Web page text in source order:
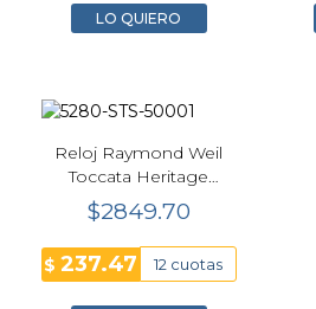
LO QUIERO
Reloj Raymond Weil
Toccata Heritage
Cuarzo 31x36mm Azul
5280-STS-50001
$2849.70
$ 237.47 12 cuotas